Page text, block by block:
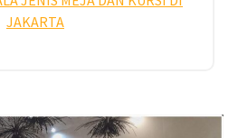
JAKARTA